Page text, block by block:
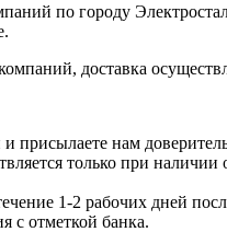
по городу
доставка
присылаете нам
только при наличии
1-2 рабочих дней
с отметкой банка.